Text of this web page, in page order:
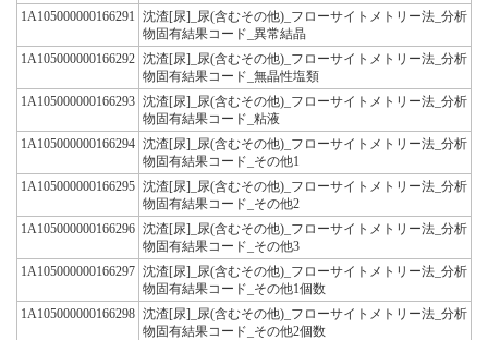
1A105000000166291
沈渣[尿]_尿(含むその他)_フローサイトメトリー法_分析
物固有結果コード_異常結晶
1A105000000166292 沈渣[尿]_尿(含むその他)_フローサイトメトリー法_分析
物固有結果コード_無晶性塩類
1A105000000166293 沈渣[尿]_尿(含むその他)_フローサイトメトリー法_分析
物固有結果コード_粘液
1A105000000166294 沈渣[尿]_尿(含むその他)_フローサイトメトリー法_分析
物固有結果コード_その他1
1A105000000166295 沈渣[尿]_尿(含むその他)_フローサイトメトリー法_分析
物固有結果コード_その他2
1A105000000166296 沈渣[尿]_尿(含むその他)_フローサイトメトリー法_分析
物固有結果コード_その他3
1A105000000166297 沈渣[尿]_尿(含むその他)_フローサイトメトリー法_分析
物固有結果コード_その他1個数
1A105000000166298 沈渣[尿]_尿(含むその他)_フローサイトメトリー法_分析
物固有結果コード_その他2個数